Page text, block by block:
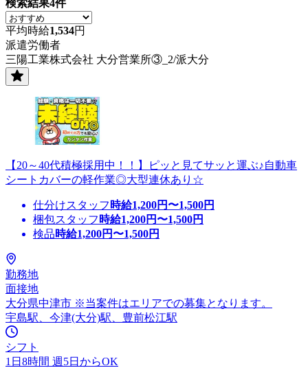
検索結果4件
平均時給1,534円
派遣労働者
三陽工業株式会社 大分営業所③_2/派大分
【20～40代積極採用中！！】ピッと見てサッと運ぶ♪自動車
シートカバーの軽作業◎大型連休あり☆
仕分けスタッフ 時給1,200円〜1,500円
梱包スタッフ 時給1,200円〜1,500円
検品時給1,200円〜1,500円
勤務地
面接地
大分県中津市 ※当案件はエリアでの募集となります。
宇島駅、今津(大分)駅、豊前松江駅
シフト
1日8時間 週5日からOK